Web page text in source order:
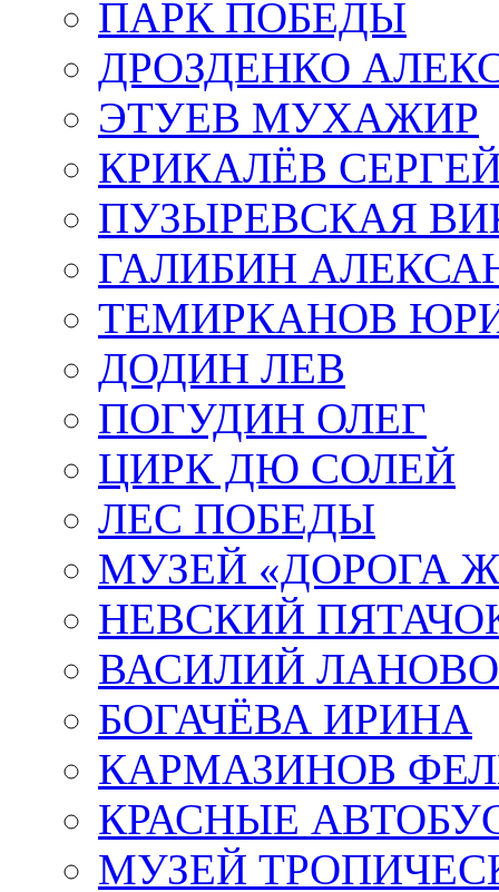
ПАРК ПОБЕДЫ
ДРОЗДЕНКО
ЭТУЕВ МУХАЖИР
КРИКАЛЁВ
ПУЗЫРЕВСКАЯ
ГАЛИБИН
ТЕМИРКАНОВ
ДОДИН ЛЕВ
ПОГУДИН ОЛЕГ
ЦИРК ДЮ СОЛЕЙ
ЛЕС ПОБЕДЫ
МУЗЕЙ «ДОРОГА
НЕВСКИЙ
ВАСИЛИЙ
БОГАЧЁВА ИРИНА
КАРМАЗИНОВ
КРАСНЫЕ
МУЗЕЙ